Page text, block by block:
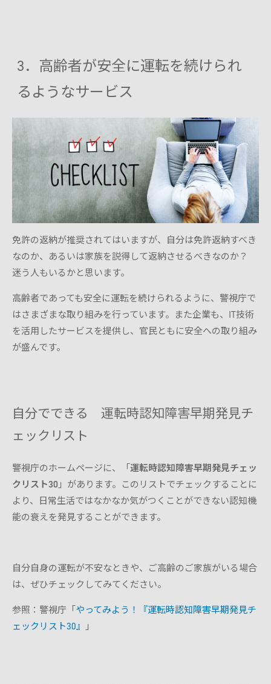
3．高齢者が安全に運転を続けられ
るようなサービス
免許の返納が推奨されてはいますが、自分は免許返納すべき
なのか、あるいは家族を説得して返納させるべきなのか？
迷う人もいるかと思います。
高齢者であっても安全に運転を続けられるように、警視庁で
はさまざまな取り組みを行っています。また企業も、IT技術
を活用したサービスを提供し、官民ともに安全への取り組み
が盛んです。
自分でできる 運転時認知障害早期発見チ
ェックリスト
警視庁のホームページに、「 運転時認知障害早期発見チェッ
クリスト30」があります。このリストでチェックすることに
より、日常生活ではなかなか気がつくことができない認知機
能の衰えを発見することができます。
自分自身の運転が不安なときや、ご高齢のご家族がいる場合
は、ぜひチェックしてみてください。
参照：警視庁「 やってみよう！『運転時認知障害早期発見チ
ェックリスト30』 」